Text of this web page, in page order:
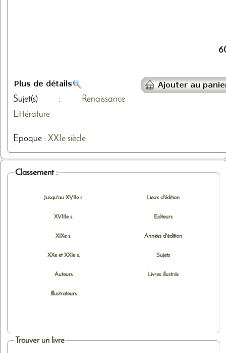
Sujet(s) :
Renaissance
Littérature
Epoque : XXIe siècle
Classement :
Jusqu'au XVIIe s.
XVIIIe s.
XIXe s.
XXe et XXIe s.
Auteurs
Illustrateurs
Lieux d'édition
Editeurs
Années d'édition
Sujets
Livres illustrés
Trouver un livre